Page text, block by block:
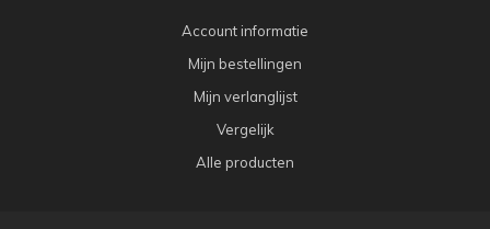
Account informatie
Mijn bestellingen
Mijn verlanglijst
Vergelijk
Alle producten